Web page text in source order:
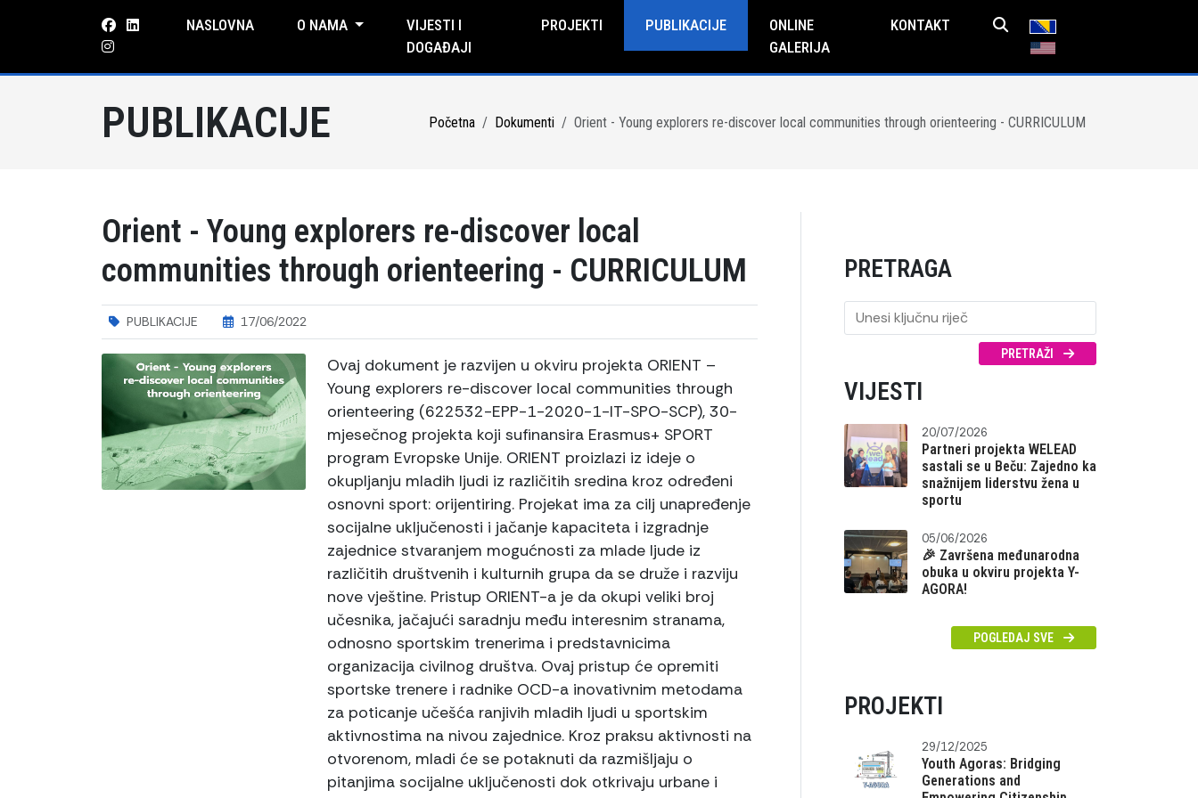
NASLOVNA O NAMA
VIJESTI I
DOGAĐAJI
PROJEKTI PUBLIKACIJE
ONLINE
GALERIJA
KONTAKT
PUBLIKACIJE Početna Dokumenti Orient - Young explorers re-discover local communities through orienteering - CURRICULUM
Orient - Young explorers re-discover local
communities through orienteering - CURRICULUM
PUBLIKACIJE 17/06/2022
Ovaj dokument je razvijen u okviru projekta ORIENT –
Young explorers re-discover local communities through
orienteering (622532-EPP-1-2020-1-IT-SPO-SCP), 30-
mjesečnog projekta koji sufinansira Erasmus+ SPORT
program Evropske Unije. ORIENT proizlazi iz ideje o
okupljanju mladih ljudi iz različitih sredina kroz određeni
osnovni sport: orijentiring. Projekat ima za cilj unapređenje
socijalne uključenosti i jačanje kapaciteta i izgradnje
zajednice stvaranjem mogućnosti za mlade ljude iz
različitih društvenih i kulturnih grupa da se druže i razviju
nove vještine. Pristup ORIENT-a je da okupi veliki broj
učesnika, jačajući saradnju među interesnim stranama,
odnosno sportskim trenerima i predstavnicima
organizacija civilnog društva. Ovaj pristup će opremiti
sportske trenere i radnike OCD-a inovativnim metodama
za poticanje učešća ranjivih mladih ljudi u sportskim
aktivnostima na nivou zajednice. Kroz praksu aktivnosti na
otvorenom, mladi će se potaknuti da razmišljaju o
pitanjima socijalne uključenosti dok otkrivaju urbane i
PRETRAGA
PRETRAŽI
VIJESTI
20/07/2026
Partneri projekta WELEAD
sastali se u Beču: Zajedno ka
snažnijem liderstvu žena u
sportu
05/06/2026
🎉 Završena međunarodna
obuka u okviru projekta Y-
AGORA!
POGLEDAJ SVE
PROJEKTI
29/12/2025
Youth Agoras: Bridging
Generations and